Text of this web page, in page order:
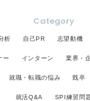
Category
析 自己PR 志望動機
ー インターン 業界・
就職・転職の悩み 既卒
就活Q&A SPI練習問